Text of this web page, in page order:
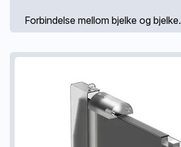
Forbindelse mellom bjelke og bjelke.